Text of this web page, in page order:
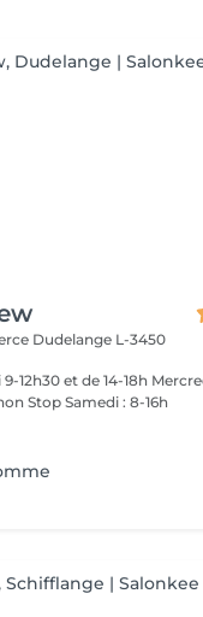
Dudelange L-3450
Stop Samedi : 8-16h